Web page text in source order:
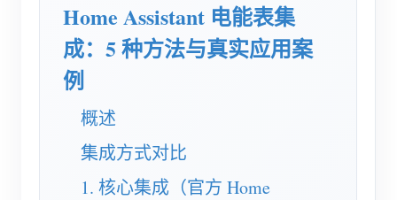
电动汽车充电桩
应用
Home Assistant 电能表集
成：5 种方法与真实应用案
例
概述
集成方式对比
1. 核心集成（官方 Home